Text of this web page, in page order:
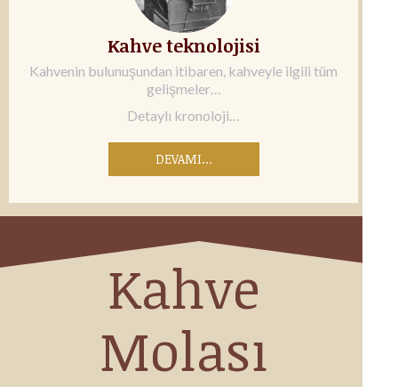
Kahve teknolojisi
Kahvenin bulunuşundan itibaren, kahveyle ilgili tüm
gelişmeler…
Detaylı kronoloji…
DEVAMI…
Kahve
Molası